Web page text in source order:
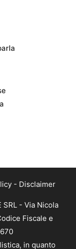
- Disclaimer
SRL - Via Nicola
Fiscale e
in quanto